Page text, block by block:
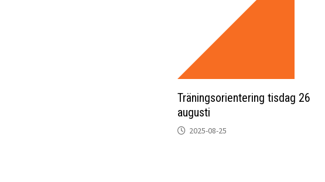
Träningsorientering tisdag 26
augusti
2025-08-25